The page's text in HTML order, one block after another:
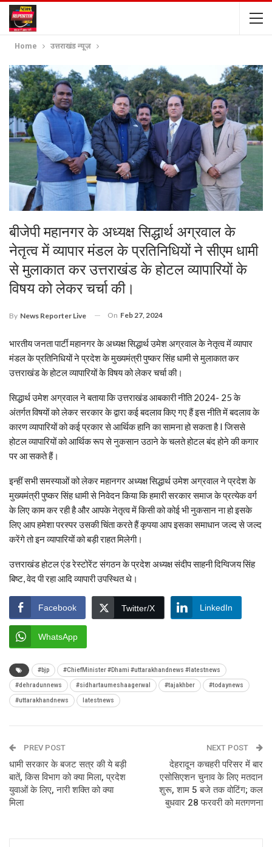
Home उत्तराखंड न्यूज़
बीजेपी महानगर के अध्यक्ष सिद्धार्थ अग्रवाल के
नेतृत्व में व्यापार मंडल के प्रतिनिधियों ने सीएम धामी
से मुलाकात कर उत्तराखंड के होटल व्यापारियों के
विषय को लेकर चर्चा की।
By News Reporter Live On Feb 27, 2024
भारतीय जनता पार्टी महानगर के अध्यक्ष सिद्धार्थ उमेश अग्रवाल के नेतृत्व में व्यापार
मंडल के प्रतिनिधियों ने प्रदेश के मुख्यमंत्री पुष्कर सिंह धामी से मुलाकात कर
उत्तराखंड के होटल व्यापारियों के विषय को लेकर चर्चा की।
सिद्धार्थ उमेश अग्रवाल ने बताया कि उत्तराखंड आबकारी नीति 2024- 25 के
अंतर्गत विषयों को लेकर सरकार के द्वारा कई बदलाव किए गए हैं इस नीति में बदलाव के
कारण व्यापारियों को कई प्रकार से आर्थिक हानि का सामना हो सकता है I जिससे
होटल व्यापारियों को आर्थिक रूप से नुकसान उठाने के चलते होटल बंद होने की कगार
पर आ सकते हैं।
इन्हीं सभी समस्याओं को लेकर महानगर अध्यक्ष सिद्धार्थ उमेश अग्रवाल ने प्रदेश के
मुख्यमंत्री पुष्कर सिंह धामी से निवेदन किया कि हमारी सरकार समाज के प्रत्येक वर्ग
के लिए काम कर रही है और आपके नेतृत्व में किसी को कोई भी नुकसान ना हो इसके
लिए आप हमेशा परस्पर उसकी चिंता करते हैं कृपया आप इसका समाधान जल्द से जल्द
करेंगे तो इन व्यापारियों को बड़ी राहत मिलेगी।
उत्तराखंड होटल एंड रेस्टोरेंट संगठन के प्रदेश अध्यक्ष संदीप साहनी दिग्विजय सिंह
बिष्ट, वेद पी रहा आदि व्यापारी उपस्थित थे।
Facebook Twitter/X LinkedIn
WhatsApp
#bjp #ChiefMinister #Dhami #uttarakhandnews #latestnews
#dehradunnews #sidhartaumeshaagerwal #tajakhber #todaynews
#uttarakhandnews latestnews
PREV POST
धामी सरकार के बजट सत्र की ये बड़ी
बातें, किस विभाग को क्या मिला, प्रदेश
युवाओं के लिए, नारी शक्ति को क्या
मिला
NEXT POST
देहरादून कचहरी परिसर में बार
एसोसिएशन चुनाव के लिए मतदान
शुरू, शाम 5 बजे तक वोटिंग; कल
बुधवार 28 फरवरी को मतगणना